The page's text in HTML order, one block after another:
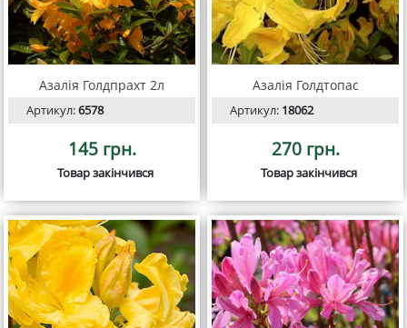
Азалія Голдпрахт 2л
Артикул:6578
145 грн.
Товар закінчився
Азалія Голдтопас
Артикул: 18062
270 грн.
Товар закінчився